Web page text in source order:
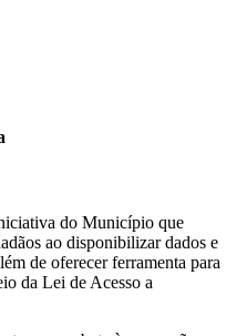
do Município que
ao disponibilizar dados e
de oferecer ferramenta para
da Lei de Acesso a